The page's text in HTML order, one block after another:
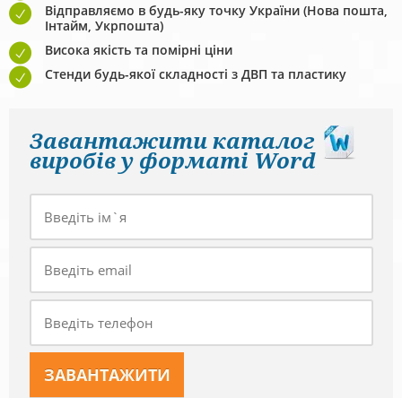
Відправляємо в будь-яку точку України (Нова пошта,
Інтайм, Укрпошта)
Висока якість та помірні ціни
Стенди будь-якої складності з ДВП та пластику
Завантажити каталог
виробів у форматі Word